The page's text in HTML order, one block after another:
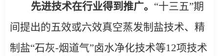
先进技术在行业得到推广。 “十三五”期
间提出的五效或六效真空蒸发制盐技术、精
制盐“石灰-烟道气”卤水净化技术等12项技术